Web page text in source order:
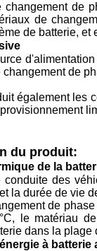
de
de
de batterie,
de
également les
du produit:
de la
des
la durée de vie
de
le matériau
dans la
à batterie